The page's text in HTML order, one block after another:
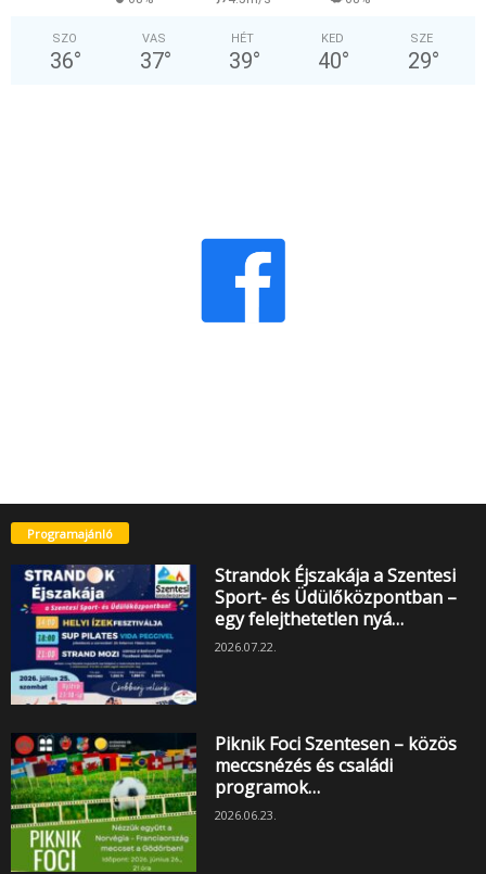
SZO
36°
VAS
37°
HÉT
39°
KED
40°
SZE
29°
Programajánló
Strandok Éjszakája a Szentesi
Sport- és Üdülőközpontban –
egy felejthetetlen nyá…
2026.07.22.
Piknik Foci Szentesen – közös
meccsnézés és családi
programok…
2026.06.23.